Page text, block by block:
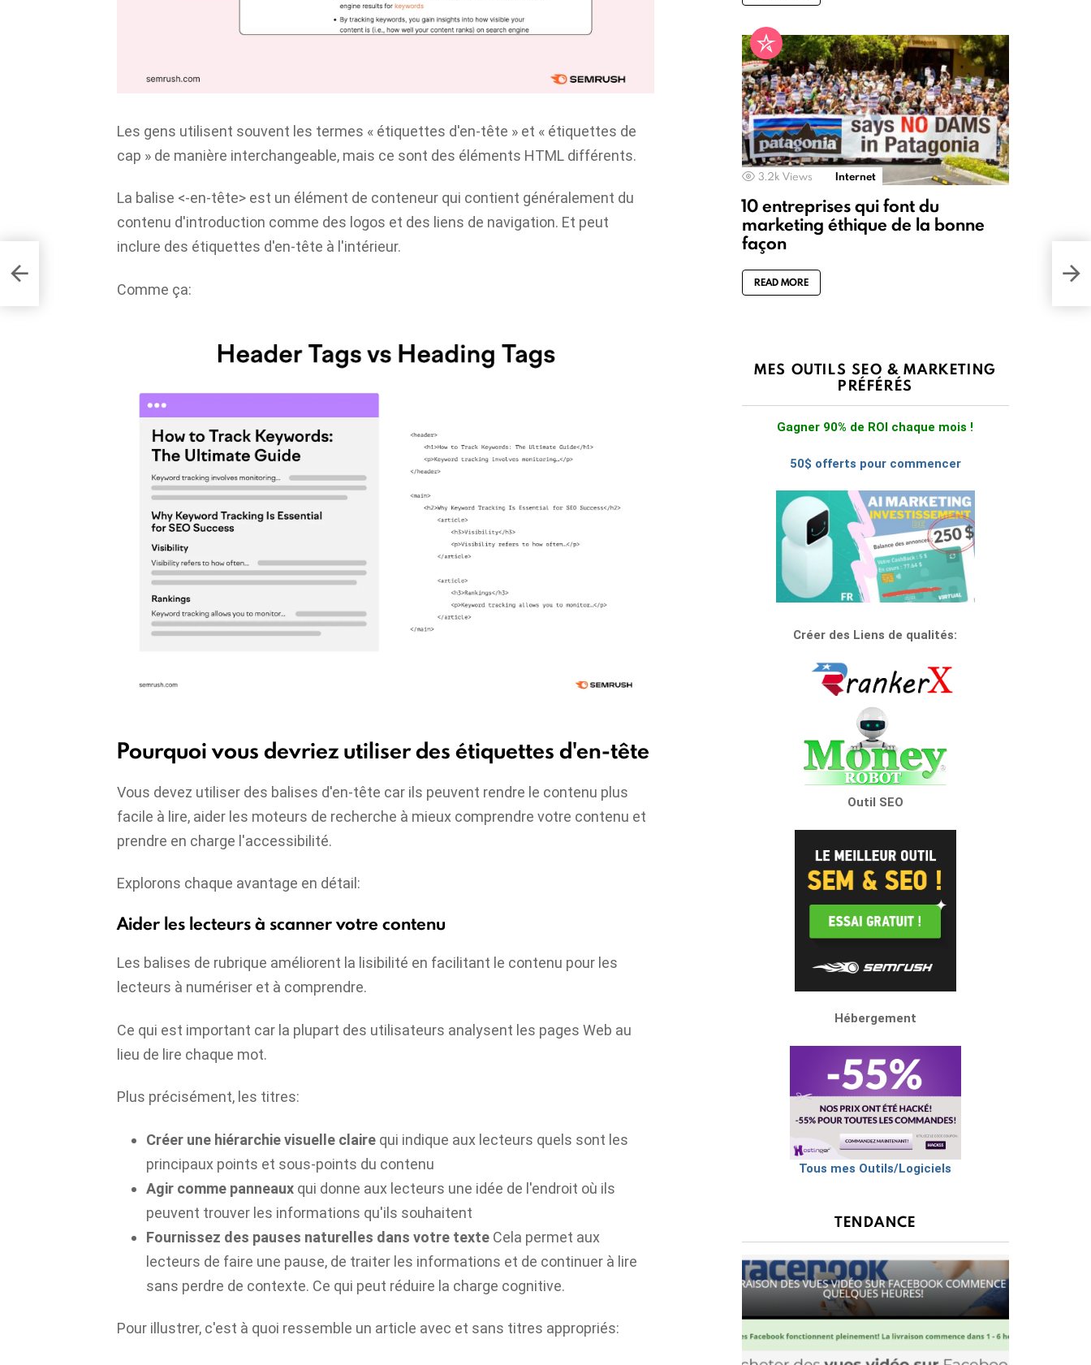
Les gens utilisent souvent les termes « étiquettes d'en-tête » et « étiquettes de
cap » de manière interchangeable, mais ce sont des éléments HTML différents.
La balise <-en-tête> est un élément de conteneur qui contient généralement du
contenu d'introduction comme des logos et des liens de navigation. Et peut
inclure des étiquettes d'en-tête à l'intérieur.
Comme ça:
Pourquoi vous devriez utiliser des étiquettes d'en-tête
Vous devez utiliser des balises d'en-tête car ils peuvent rendre le contenu plus
facile à lire, aider les moteurs de recherche à mieux comprendre votre contenu et
prendre en charge l'accessibilité.
Explorons chaque avantage en détail:
Aider les lecteurs à scanner votre contenu
Les balises de rubrique améliorent la lisibilité en facilitant le contenu pour les
lecteurs à numériser et à comprendre.
Ce qui est important car la plupart des utilisateurs analysent les pages Web au
lieu de lire chaque mot.
Plus précisément, les titres:
Créer une hiérarchie visuelle claire qui indique aux lecteurs quels sont les
principaux points et sous-points du contenu
Agir comme panneaux qui donne aux lecteurs une idée de l'endroit où ils
peuvent trouver les informations qu'ils souhaitent
Fournissez des pauses naturelles dans votre texte Cela permet aux
lecteurs de faire une pause, de traiter les informations et de continuer à lire
sans perdre de contexte. Ce qui peut réduire la charge cognitive.
Pour illustrer, c'est à quoi ressemble un article avec et sans titres appropriés:
se
3.2k Views Internet
10 entreprises qui font du
marketing éthique de la bonne
façon
READ MORE
MES OUTILS SEO & MARKETING
PRÉFÉRÉS
Gagner 90% de ROI chaque mois !
50$ offerts pour commencer
Créer des Liens de qualités:
Outil SEO
Hébergement
Tous mes Outils/Logiciels
TENDANCE